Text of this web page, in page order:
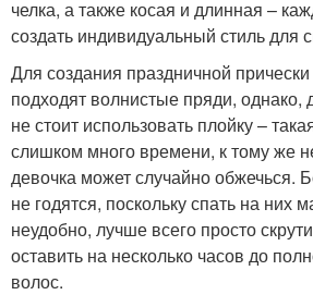
челка, а также косая и длинная –
создать индивидуальный стиль для
Для создания праздничной
подходят волнистые пряди, однако,
не стоит использовать плойку –
слишком много времени, к тому же
девочка может случайно обжечься.
не годятся, поскольку спать на них
неудобно, лучше всего просто
оставить на несколько часов до
волос.